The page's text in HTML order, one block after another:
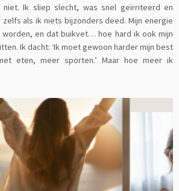
niet. Ik sliep slecht, was snel geïrriteerd en
als ik niets bijzonders deed. Mijn energie
en dat buikvet… hoe hard ik ook mijn
Ik dacht: ‘Ik moet gewoon harder mijn best
eten, meer sporten.’ Maar hoe meer ik